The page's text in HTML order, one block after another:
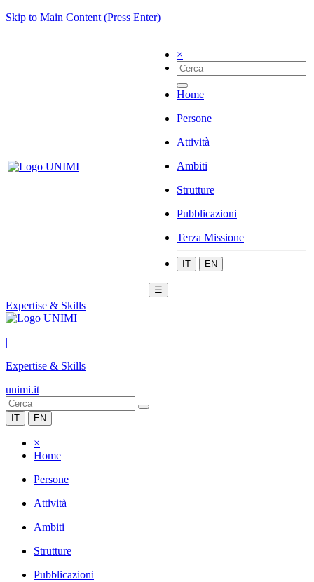
Skip to Main Content (Press Enter)
×
Home
Persone
Attività
Ambiti
Strutture
Pubblicazioni
Terza Missione
IT EN
☰
Expertise & Skills
|
Expertise & Skills
unimi.it
IT EN
×
Home
Persone
Attività
Ambiti
Strutture
Pubblicazioni